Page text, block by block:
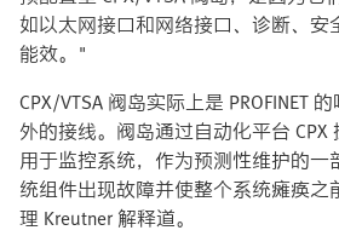
如以太网接口和网络接口、诊断、安
能效。"
CPX/VTSA 阀岛实际上是 PROFINET
外的接线。阀岛通过自动化平台
用于监控系统，作为预测性维护的一
统组件出现故障并使整个系统瘫痪之
理 Kreutner 解释道。